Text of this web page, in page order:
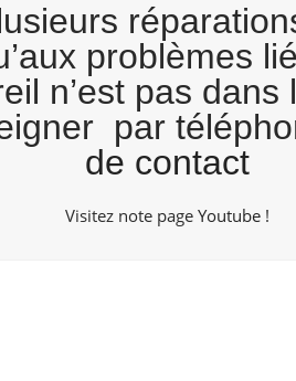
problèmes
n’est pas
par
de contact
Visitez note page Youtube!